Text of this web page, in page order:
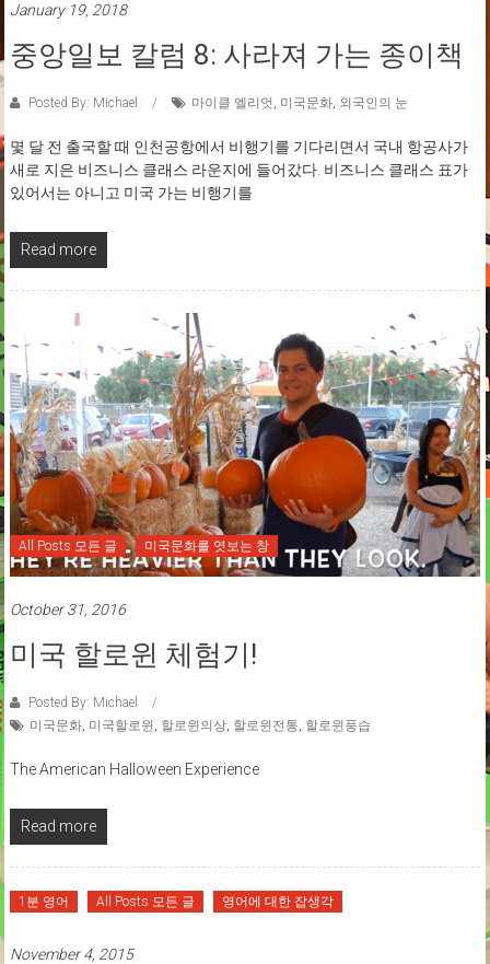
January 19, 2018
중앙일보 칼럼 8: 사라져 가는 종이책
Posted By: Michael 마이클 엘리엇 , 미국문화, 외국인의 눈
몇 달 전 출국할 때 인천공항에서 비행기를 기다리면서 국내 항공사가
새로 지은 비즈니스 클래스 라운지에 들어갔다. 비즈니스 클래스 표가
있어서는 아니고 미국 가는 비행기를
Read more
All Posts 모든 글 미국문화를 엿보는 창
October 31, 2016
미국 할로윈 체험기!
Posted By: Michael
미국문화, 미국할로윈 , 할로윈의상, 할로윈전통, 할로윈풍습
The American Halloween Experience
Read more
1분 영어 All Posts 모든 글 영어에 대한 잡생각
November 4, 2015